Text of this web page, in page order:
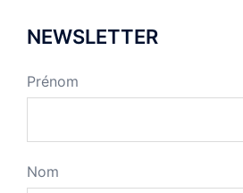
NEWSLETTER
Prénom
Nom